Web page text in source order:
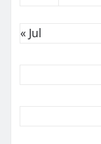
« Jul